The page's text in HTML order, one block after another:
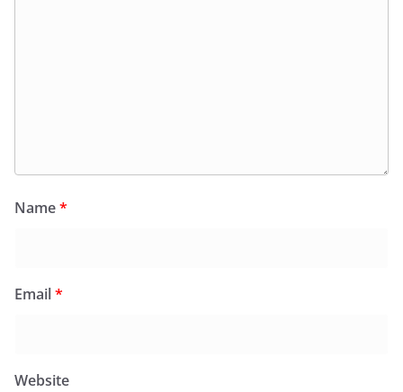
Name*
Email*
Website